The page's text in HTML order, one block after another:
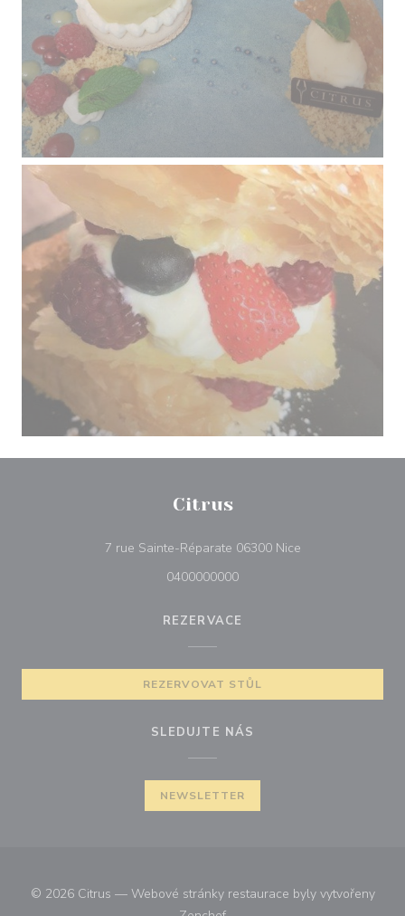
Citrus
7 rue Sainte-Réparate 06300 Nice((otevře se v
0400000000
REZERVACE
REZERVOVAT STŮL
SLEDUJTE NÁS
NEWSLETTER
© 2026 Citrus — Webové stránky restaurace byly vytvořeny